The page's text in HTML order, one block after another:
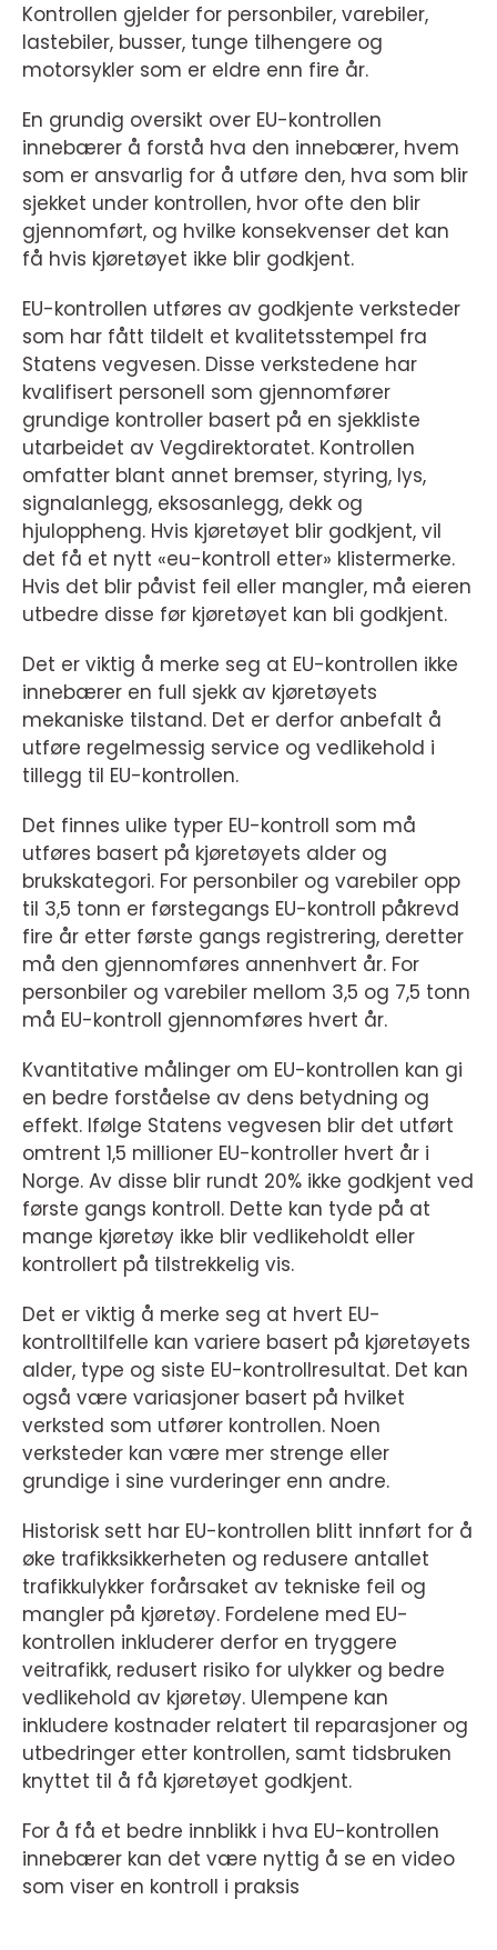
Kontrollen gjelder for personbiler, varebiler,
lastebiler, busser, tunge tilhengere og
motorsykler som er eldre enn fire år.
En grundig oversikt over EU-kontrollen
innebærer å forstå hva den innebærer, hvem
som er ansvarlig for å utføre den, hva som blir
sjekket under kontrollen, hvor ofte den blir
gjennomført, og hvilke konsekvenser det kan
få hvis kjøretøyet ikke blir godkjent.
EU-kontrollen utføres av godkjente verksteder
som har fått tildelt et kvalitetsstempel fra
Statens vegvesen. Disse verkstedene har
kvalifisert personell som gjennomfører
grundige kontroller basert på en sjekkliste
utarbeidet av Vegdirektoratet. Kontrollen
omfatter blant annet bremser, styring, lys,
signalanlegg, eksosanlegg, dekk og
hjuloppheng. Hvis kjøretøyet blir godkjent, vil
det få et nytt «eu-kontroll etter» klistermerke.
Hvis det blir påvist feil eller mangler, må eieren
utbedre disse før kjøretøyet kan bli godkjent.
Det er viktig å merke seg at EU-kontrollen ikke
innebærer en full sjekk av kjøretøyets
mekaniske tilstand. Det er derfor anbefalt å
utføre regelmessig service og vedlikehold i
tillegg til EU-kontrollen.
Det finnes ulike typer EU-kontroll som må
utføres basert på kjøretøyets alder og
brukskategori. For personbiler og varebiler opp
til 3,5 tonn er førstegangs EU-kontroll påkrevd
fire år etter første gangs registrering, deretter
må den gjennomføres annenhvert år. For
personbiler og varebiler mellom 3,5 og 7,5 tonn
må EU-kontroll gjennomføres hvert år.
Kvantitative målinger om EU-kontrollen kan gi
en bedre forståelse av dens betydning og
effekt. Ifølge Statens vegvesen blir det utført
omtrent 1,5 millioner EU-kontroller hvert år i
Norge. Av disse blir rundt 20% ikke godkjent ved
første gangs kontroll. Dette kan tyde på at
mange kjøretøy ikke blir vedlikeholdt eller
kontrollert på tilstrekkelig vis.
Det er viktig å merke seg at hvert EU-
kontrolltilfelle kan variere basert på kjøretøyets
alder, type og siste EU-kontrollresultat. Det kan
også være variasjoner basert på hvilket
verksted som utfører kontrollen. Noen
verksteder kan være mer strenge eller
grundige i sine vurderinger enn andre.
Historisk sett har EU-kontrollen blitt innført for å
øke trafikksikkerheten og redusere antallet
trafikkulykker forårsaket av tekniske feil og
mangler på kjøretøy. Fordelene med EU-
kontrollen inkluderer derfor en tryggere
veitrafikk, redusert risiko for ulykker og bedre
vedlikehold av kjøretøy. Ulempene kan
inkludere kostnader relatert til reparasjoner og
utbedringer etter kontrollen, samt tidsbruken
knyttet til å få kjøretøyet godkjent.
For å få et bedre innblikk i hva EU-kontrollen
innebærer kan det være nyttig å se en video
som viser en kontroll i praksis